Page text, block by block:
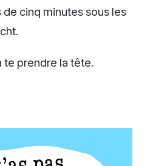
cinq minutes sous les
te prendre la tête.